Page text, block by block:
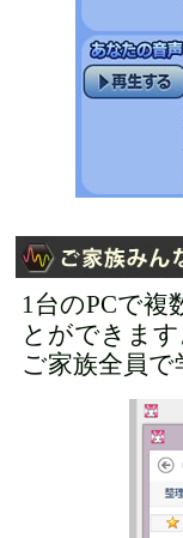
1台のPCで複
とができます
ご家族全員で